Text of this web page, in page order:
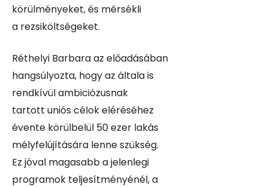
körülményeket, és mérsékli
a rezsiköltségeket.
Réthelyi Barbara az előadásában
hangsúlyozta, hogy az általa is
rendkívül ambiciózusnak
tartott uniós célok eléréséhez
évente körülbelül 50 ezer lakás
mélyfelújítására lenne szükség.
Ez jóval magasabb a jelenlegi
programok teljesítményénél, a